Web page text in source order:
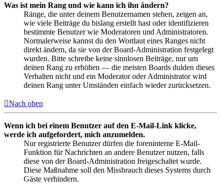
Was ist mein Rang und wie kann ich ihn ändern?
Ränge, die unter deinem Benutzernamen stehen, zeigen an,
wie viele Beiträge du bislang erstellt hast oder identifizieren
bestimmte Benutzer wie Moderatoren und Administratoren.
Normalerweise kannst du den Wortlaut eines Ranges nicht
direkt ändern, da sie von der Board-Administration festgelegt
wurden. Bitte schreibe keine sinnlosen Beiträge, nur um
deinen Rang zu erhöhen — die meisten Boards dulden dieses
Verhalten nicht und ein Moderator oder Administrator wird
deinen Rang unter Umständen einfach wieder zurücksetzen.
Nach oben
Wenn ich bei einem Benutzer auf den E-Mail-Link klicke,
werde ich aufgefordert, mich anzumelden.
Nur registrierte Benutzer dürfen die foreninterne E-Mail-
Funktion für Nachrichten an andere Benutzer nutzen, falls
diese von der Board-Administration freigeschaltet wurde.
Diese Maßnahme soll den Missbrauch dieses Systems durch
Gäste verhindern.